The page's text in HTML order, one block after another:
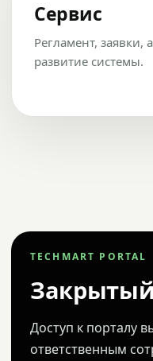
Сервис
Регламент, заявки,
развитие системы.
TECHMART PORTAL
Доступ к порталу
ответственным